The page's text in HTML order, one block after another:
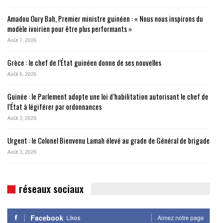
Amadou Oury Bah, Premier ministre guinéen : « Nous nous inspirons du
modèle ivoirien pour être plus performants »
Août 7, 2026
Grèce : le chef de l’État guinéen donne de ses nouvelles
Août 6, 2026
Guinée : le Parlement adopte une loi d’habilitation autorisant le chef de
l’État à légiférer par ordonnances
Août 3, 2026
Urgent : le Colonel Bienvenu Lamah élevé au grade de Général de brigade
Août 3, 2026
réseaux sociaux
Facebook Likes Aimez notre page